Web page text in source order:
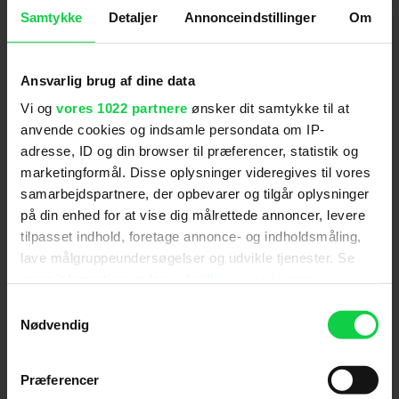
Samtykke Detaljer Annonceindstillinger Om
Ansvarlig brug af dine data
Vi og vores 1022 partnere ønsker dit samtykke til at
anvende cookies og indsamle persondata om IP-
adresse, ID og din browser til præferencer, statistik og
marketingformål. Disse oplysninger videregives til vores
samarbejdspartnere, der opbevarer og tilgår oplysninger
på din enhed for at vise dig målrettede annoncer, levere
tilpasset indhold, foretage annonce- og indholdsmåling,
lave målgruppeundersøgelser og udvikle tjenester. Se
tilbage eller ændre indstillinger fra vores
"Cookiedeklaration", eller ved at trykke på "Privacy
Nødvendig
Præferencer
animationsfilm og serier til både børn og voksne,
Nu er de klar med tredje kapitel i deres fortælling
om den glade dreng Mugge, der bor i Basserup
sammen med sine kedelige forældre og skøre
venner.
I 'Mugge og Super Happy' bliver Mugge og hans
venner sendt på campingtur for at komme væk fra
deres skærme og afhængighed til computerspil. I
mellemtiden bliver vennen Sofias spil “Super
Happy” stjålet, og brugt til at manipulerer alle
Basserups beboer.
Nu må Mugge og Sofia hoppe ind i den farverige,
virtuelle verden og redde deres venner og familie
Filmen følger efter biografsucceserne
Mugge &